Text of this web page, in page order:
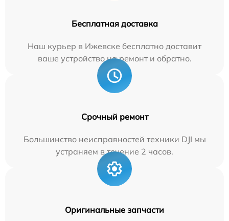
Бесплатная доставка
Наш курьер в Ижевске бесплатно доставит
ваше устройство на ремонт и обратно.
Срочный ремонт
Большинство неисправностей техники DJI мы
устраняем в течение 2 часов.
Оригинальные запчасти